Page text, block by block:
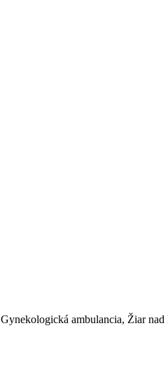
Gynekologická ambulancia, Žiar